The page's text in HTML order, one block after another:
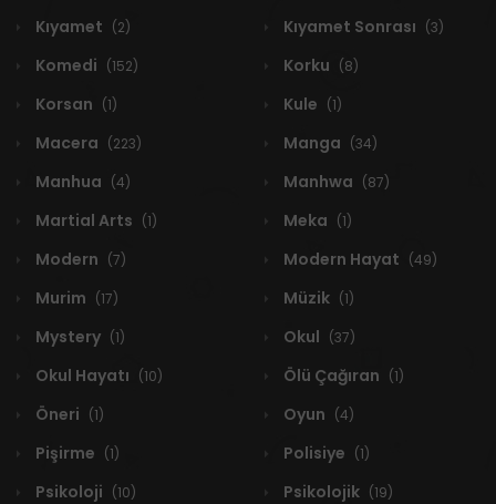
Kıyamet (2) Kıyamet Sonrası (3)
Komedi (152) Korku (8)
Korsan (1) Kule (1)
Macera (223) Manga (34)
Manhua (4) Manhwa (87)
Martial Arts (1) Meka (1)
Modern (7) Modern Hayat (49)
Murim (17) Müzik (1)
Mystery (1) Okul (37)
Okul Hayatı (10) Ölü Çağıran (1)
Öneri (1) Oyun (4)
Pişirme (1) Polisiye (1)
Psikoloji (10) Psikolojik (19)